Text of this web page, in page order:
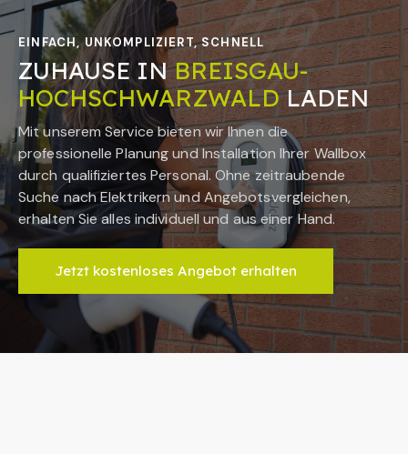
EINFACH, UNKOMPLIZIERT, SCHNELL
ZUHAUSE INBREISGAU-
HOCHSCHWARZWALDLADEN
Mit unserem Service bieten wir Ihnen die
professionelle Planung und Installation Ihrer Wallbox
durch qualifiziertes Personal. Ohne zeitraubende
Suche nach Elektrikern und Angebotsvergleichen,
erhalten Sie alles individuell und aus einer Hand.
Jetzt kostenloses Angebot erhalten